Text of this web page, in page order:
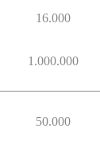
16.000
1.000.000
50.000